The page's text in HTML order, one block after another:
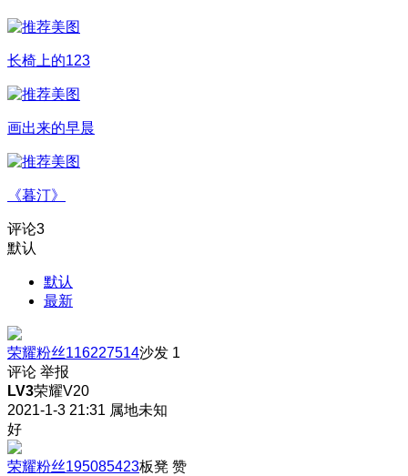
长椅上的123
画出来的早晨
《暮汀》
评论3
默认
默认
最新
荣耀粉丝116227514沙发 1
评论 举报
LV3荣耀V20
2021-1-3 21:31 属地未知
好
荣耀粉丝195085423板凳 赞